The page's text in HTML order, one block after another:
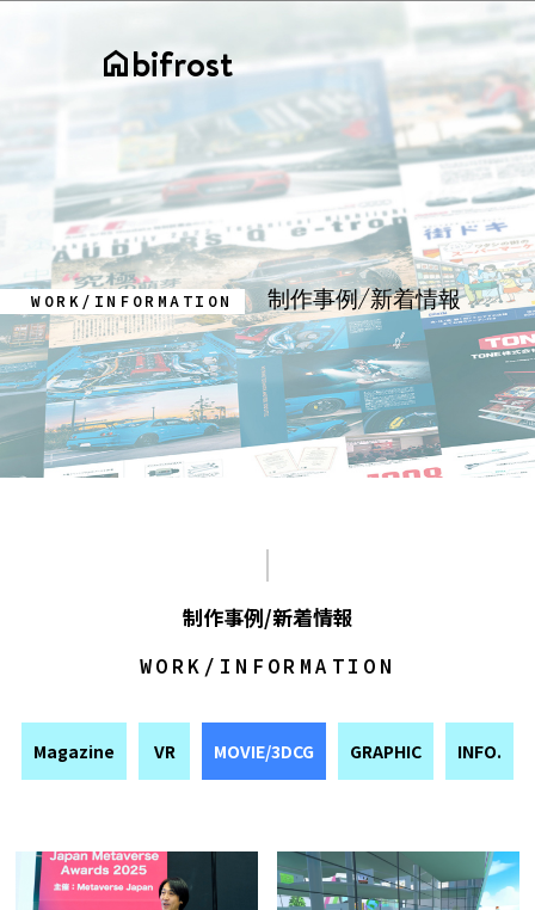
homebifrost
WORK/INFORMATION 制作事例/新着情報
制作事例/新着情報
WORK/INFORMATION
Magazine VR MOVIE/3DCG GRAPHIC INFO.